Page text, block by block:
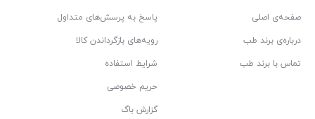
صفحه‌ی اصلی
درباره‌ی برند طب
تماس با برند طب
پاسخ به پرسش‌های متداول
رویه‌های بازگرداندن کالا
شرایط استفاده
حریم خصوصی
گزارش باگ